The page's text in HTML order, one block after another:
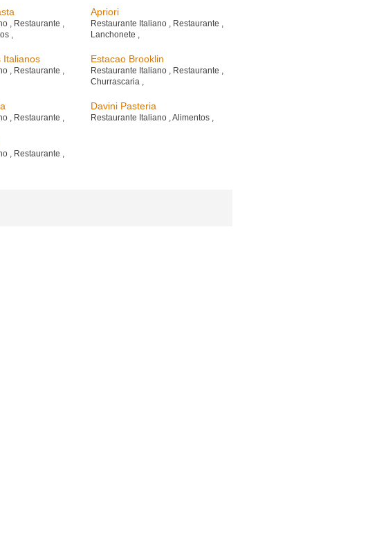
, Restaurante ,
,
Apriori
Restaurante Italiano , Restaurante ,
Lanchonete ,
Italianos
, Restaurante ,
Estacao Brooklin
Restaurante Italiano , Restaurante ,
Churrascaria ,
, Restaurante ,
Davini Pasteria
Restaurante Italiano ,Alimentos ,
, Restaurante ,